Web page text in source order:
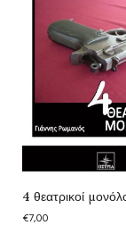
4 θεατρικοί
€7,00